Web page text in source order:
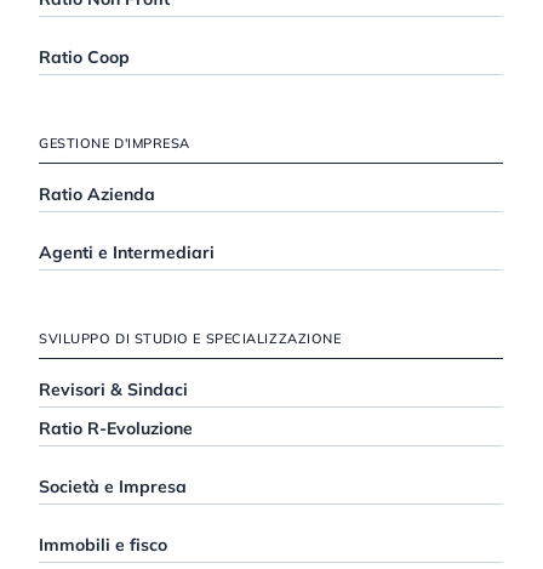
Ratio Coop
GESTIONE D'IMPRESA
Ratio Azienda
Agenti e Intermediari
SVILUPPO DI STUDIO E SPECIALIZZAZIONE
Revisori & Sindaci
Ratio R-Evoluzione
Società e Impresa
Immobili e fisco